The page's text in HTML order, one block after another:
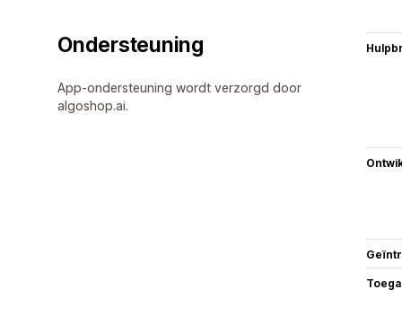
Ondersteuning
App-ondersteuning wordt verzorgd door
algoshop.ai.